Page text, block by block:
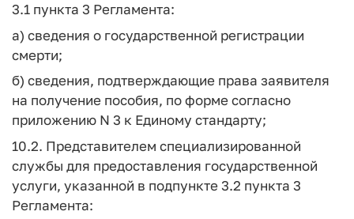
3.1 пункта 3 Регламента:
а) сведения о государственной регистрации
смерти;
б) сведения, подтверждающие права заявителя
на получение пособия, по форме согласно
приложению N 3 к Единому стандарту;
10.2. Представителем специализированной
службы для предоставления государственной
услуги, указанной в подпункте 3.2 пункта 3
Регламента: